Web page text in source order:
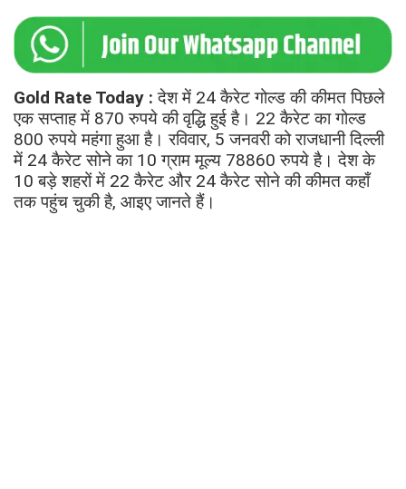
Gold Rate Today :देश में 24 कैरेट गोल्ड की कीमत पिछले
एक सप्ताह में 870 रुपये की वृद्धि हुई है। 22 कैरेट का गोल्ड
800 रुपये महंगा हुआ है। रविवार, 5 जनवरी को राजधानी दिल्ली
में 24 कैरेट सोने का 10 ग्राम मूल्य 78860 रुपये है। देश के
10 बड़े शहरों में 22 कैरेट और 24 कैरेट सोने की कीमत कहाँ
तक पहुंच चुकी है, आइए जानते हैं।